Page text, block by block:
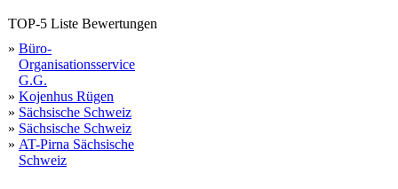
TOP-5 Liste Bewertungen
» Büro-
Organisationsservice
G.G.
» Kojenhus Rügen
» Sächsische Schweiz
» Sächsische Schweiz
» AT-Pirna Sächsische
Schweiz